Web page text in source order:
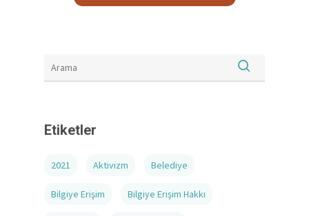
Etiketler
2021 Aktivizm Belediye
Bilgiye Erişim Bilgiye Erişim Hakkı